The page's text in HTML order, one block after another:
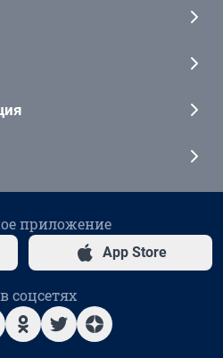
приложение
App Store
соцсетях